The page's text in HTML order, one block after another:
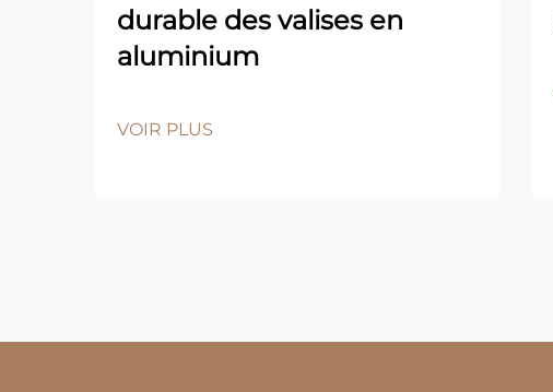
durable des valises en
aluminium
VOIR PLUS